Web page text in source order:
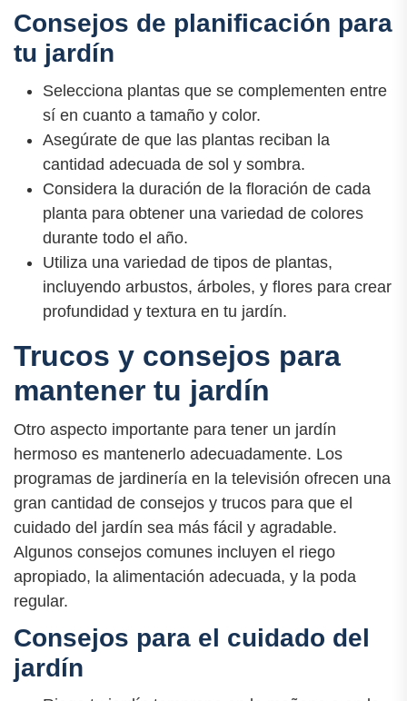
Consejos de planificación para
tu jardín
Selecciona plantas que se complementen entre
sí en cuanto a tamaño y color.
Asegúrate de que las plantas reciban la
cantidad adecuada de sol y sombra.
Considera la duración de la floración de cada
planta para obtener una variedad de colores
durante todo el año.
Utiliza una variedad de tipos de plantas,
incluyendo arbustos, árboles, y flores para crear
profundidad y textura en tu jardín.
Trucos y consejos para
mantener tu jardín
Otro aspecto importante para tener un jardín
hermoso es mantenerlo adecuadamente. Los
programas de jardinería en la televisión ofrecen una
gran cantidad de consejos y trucos para que el
cuidado del jardín sea más fácil y agradable.
Algunos consejos comunes incluyen el riego
apropiado, la alimentación adecuada, y la poda
regular.
Consejos para el cuidado del
jardín